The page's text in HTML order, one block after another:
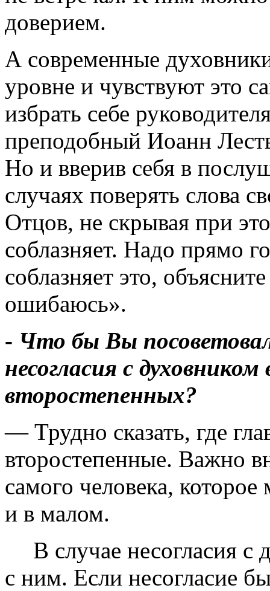
доверием.
А современные
уровне и чувствуют это
избрать себе
преподобный Иоанн
Но и вверив себя в
случаях пове­рять слова
Отцов, не скрывая при
соблазняет. Надо прямо
соблазняет это,
ошибаюсь».
- Что бы Вы
несогласия с
второстепенных?
— Трудно сказать, где
второстепенные. Важно
самого человека,
и в малом.
В случае несогласия
с ним. Если несогласие